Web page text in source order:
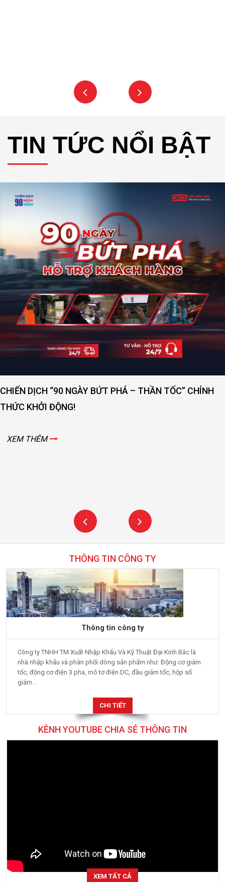
TIN TỨC NỔI BẬT
CHIẾN DỊCH “90 NGÀY BỨT PHÁ – THẦN TỐC” CHÍNH
THỨC KHỞI ĐỘNG!
XEM THÊM
THÔNG TIN CÔNG TY
Thông tin công ty
Công ty TNHH TM Xuất Nhập Khẩu Và Kỹ Thuật Đại Kinh Bắc là
nhà nhập khẩu và phân phối dòng sản phẩm như: Động cơ giảm
tốc, động cơ điện 3 pha, mô tơ điện DC, đầu giảm tốc, hộp số
giảm...
CHI TIẾT
KÊNH YOUTUBE CHIA SẺ THÔNG TIN
XEM TẤT CẢ